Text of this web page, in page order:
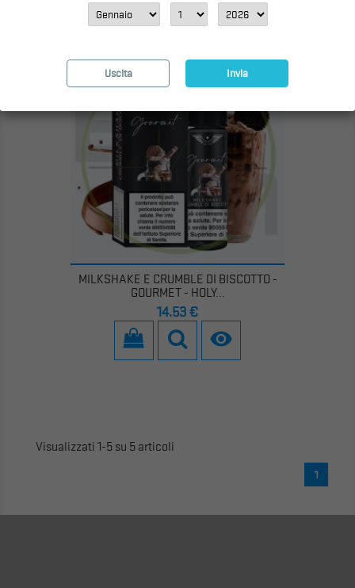
MILKSHAKE E CRUMBLE DI BISCOTTO -
GOURMET - HOLY...
Prezzo
14,53 €

Visualizzati 1-5 su 5 articoli
1
Uscita Invia